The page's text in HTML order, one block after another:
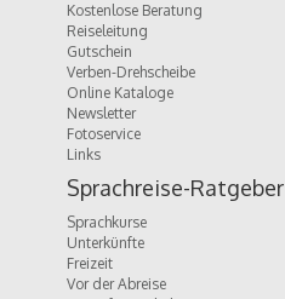
Kostenlose Beratung
Reiseleitung
Gutschein
Verben-Drehscheibe
Online Kataloge
Newsletter
Fotoservice
Links
Sprachreise-Ratgeber
Sprachkurse
Unterkünfte
Freizeit
Vor der Abreise